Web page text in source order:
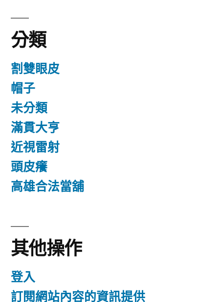
分類
割雙眼皮
帽子
未分類
滿貫大亨
近視雷射
頭皮癢
高雄合法當舖
其他操作
登入
訂閱網站內容的資訊提供